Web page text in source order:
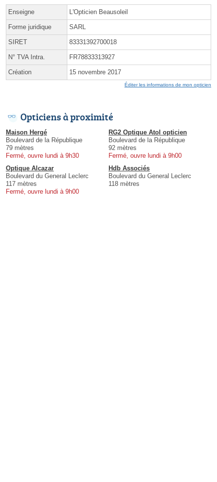
Enseigne L'Opticien Beausoleil
Forme juridique SARL
SIRET 83331392700018
N° TVA Intra. FR78833313927
Création 15 novembre 2017
Éditer les informations de mon opticien
Opticiens à proximité
Maison Hergé
Boulevard de la République
79 mètres
Fermé, ouvre lundi à 9h30
RG2 Optique Atol opticien
Boulevard de la République
92 mètres
Fermé, ouvre lundi à 9h00
Optique Alcazar
Boulevard du General Leclerc
117 mètres
Fermé, ouvre lundi à 9h00
Hdb Associés
Boulevard du General Leclerc
118 mètres